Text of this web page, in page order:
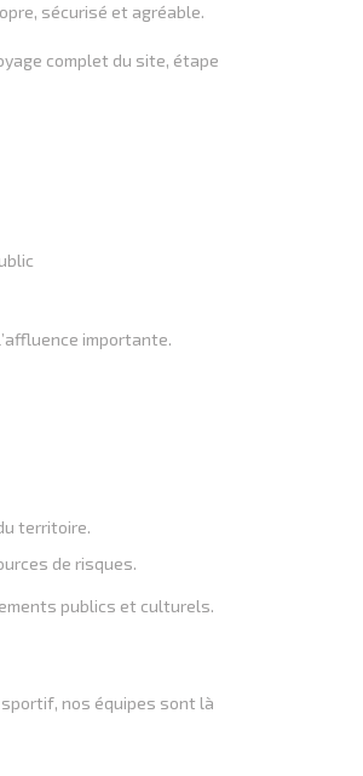
sécurisé et agréable.
complet du site, étape
importante.
territoire.
de risques.
publics et culturels.
nos équipes sont là